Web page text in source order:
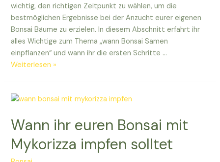
wichtig, den richtigen Zeitpunkt zu wählen, um die
bestmöglichen Ergebnisse bei der Anzucht eurer eigenen
Bonsai Bäume zu erzielen. In diesem Abschnitt erfahrt ihr
alles Wichtige zum Thema „wann Bonsai Samen
einpflanzen“ und wann ihr die ersten Schritte …
Wann
einpflanzen
Weiterlesen »
Wann ihr euren Bonsai mit
Mykorizza impfen solltet